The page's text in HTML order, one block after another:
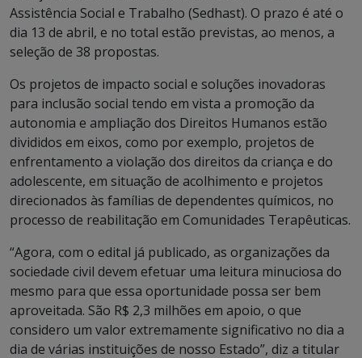
Assistência Social e Trabalho (Sedhast). O prazo é até o
dia 13 de abril, e no total estão previstas, ao menos, a
seleção de 38 propostas.
Os projetos de impacto social e soluções inovadoras
para inclusão social tendo em vista a promoção da
autonomia e ampliação dos Direitos Humanos estão
divididos em eixos, como por exemplo, projetos de
enfrentamento a violação dos direitos da criança e do
adolescente, em situação de acolhimento e projetos
direcionados às famílias de dependentes químicos, no
processo de reabilitação em Comunidades Terapêuticas.
“Agora, com o edital já publicado, as organizações da
sociedade civil devem efetuar uma leitura minuciosa do
mesmo para que essa oportunidade possa ser bem
aproveitada. São R$ 2,3 milhões em apoio, o que
considero um valor extremamente significativo no dia a
dia de várias instituições de nosso Estado”, diz a titular